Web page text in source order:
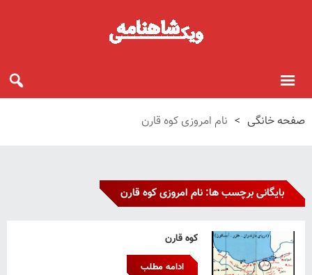
صفحه خانگی > نام امروزی کوه قارن
بایگانی برچسب ها: نام امروزی کوه قارن
کوه قارن
ادامه مطلب